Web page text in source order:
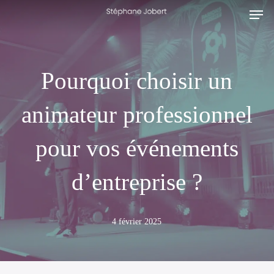
Menu
Pourquoi choisir un
animateur professionnel
pour vos événements
d’entreprise ?
4 février 2025